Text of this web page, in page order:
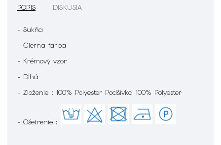
POPIS DISKUSIA
- Sukňa
- Čierna farba
- Krémový vzor
- Dlhá
- Zloženie : 100% Polyester Podšívka 100% Polyester
- Ošetrenie :